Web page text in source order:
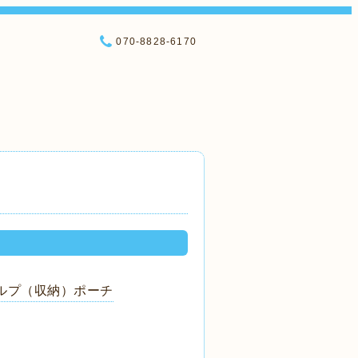
070-8828-6170
プ（収納）ポーチ